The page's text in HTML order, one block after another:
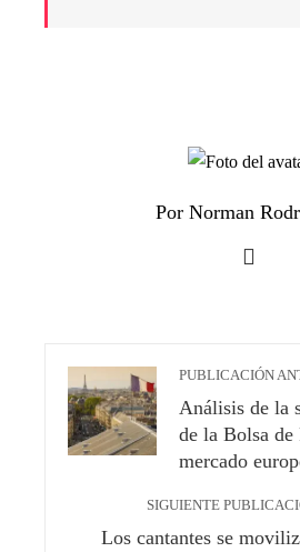
Por Norman
PUBLICACIÓN
Análisis de la
de la Bolsa de
mercado
SIGUIENTE
Los cantantes se